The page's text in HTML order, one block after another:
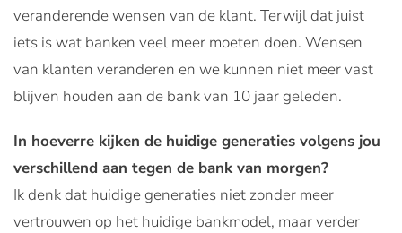
veranderende wensen van de klant. Terwijl dat juist
iets is wat banken veel meer moeten doen. Wensen
van klanten veranderen en we kunnen niet meer vast
blijven houden aan de bank van 10 jaar geleden.
In hoeverre kijken de huidige generaties volgens jou
verschillend aan tegen de bank van morgen?
Ik denk dat huidige generaties niet zonder meer
vertrouwen op het huidige bankmodel, maar verder